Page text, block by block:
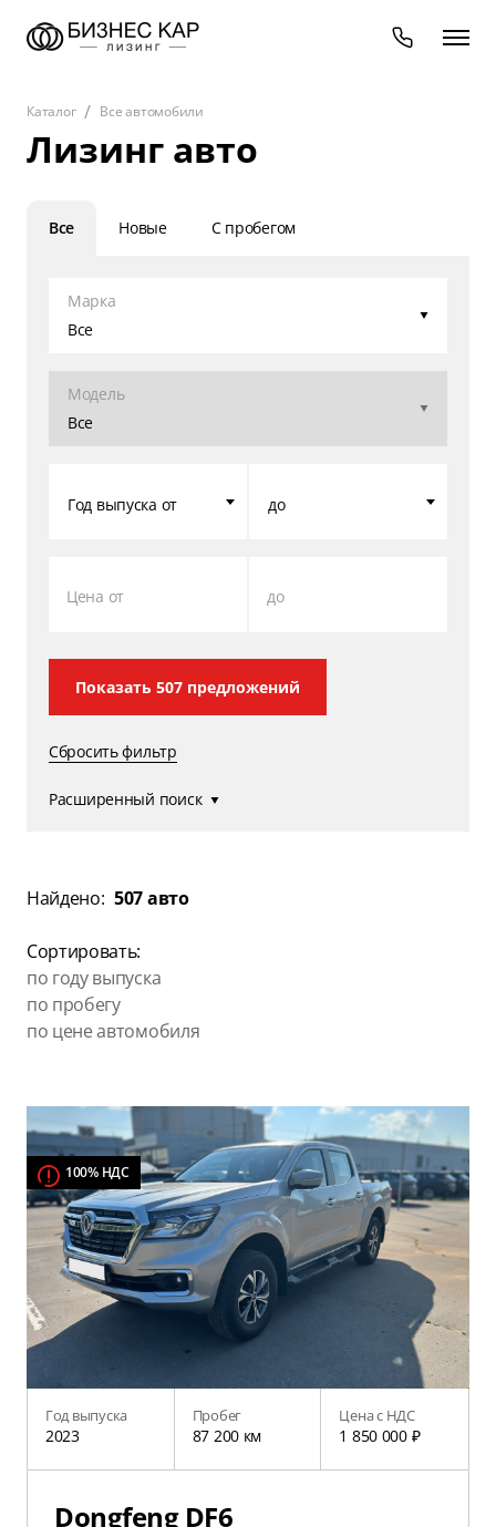
Каталог Все автомобили
Лизинг авто
Все Новые С пробегом
Марка
Все
Модель
Все
Год выпуска от до
Цена от до
Показать 507 предложений
Сбросить фильтр
Расширенный поиск
Найдено: 507 авто
Сортировать:
по году выпуска
по пробегу
по цене автомобиля
100% НДС
Год выпуска
2023
Пробег
87 200 км
Цена с НДС
1 850 000 ₽
Dongfeng DF6